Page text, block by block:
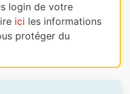
login de votre
ici les informations
protéger du